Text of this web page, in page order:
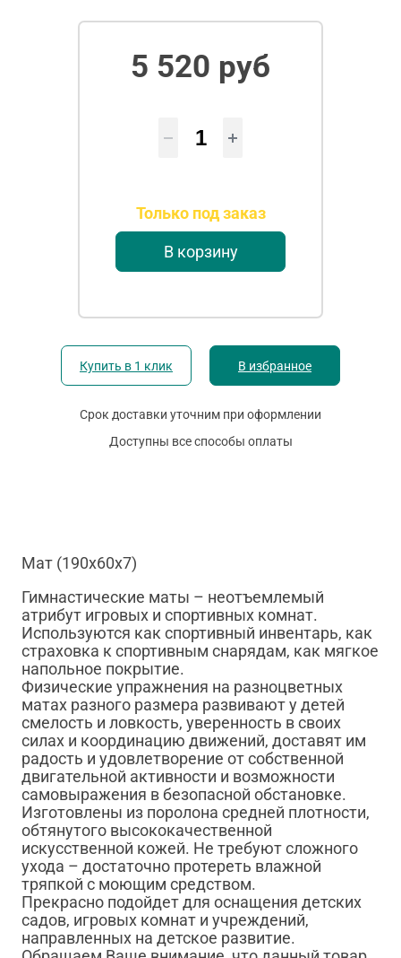
5 520 руб
Только под заказ
В корзину
Купить в 1 клик В избранное
Срок доставки уточним при оформлении
Доступны все способы оплаты
Мат (190х60х7)
Гимнастические маты – неотъемлемый
атрибут игровых и спортивных комнат.
Используются как спортивный инвентарь, как
страховка к спортивным снарядам, как мягкое
напольное покрытие.
Физические упражнения на разноцветных
матах разного размера развивают у детей
смелость и ловкость, уверенность в своих
силах и координацию движений, доставят им
радость и удовлетворение от собственной
двигательной активности и возможности
самовыражения в безопасной обстановке.
Изготовлены из поролона средней плотности,
обтянутого высококачественной
искусственной кожей. Не требуют сложного
ухода – достаточно протереть влажной
тряпкой с моющим средством.
Прекрасно подойдет для оснащения детских
садов, игровых комнат и учреждений,
направленных на детское развитие.